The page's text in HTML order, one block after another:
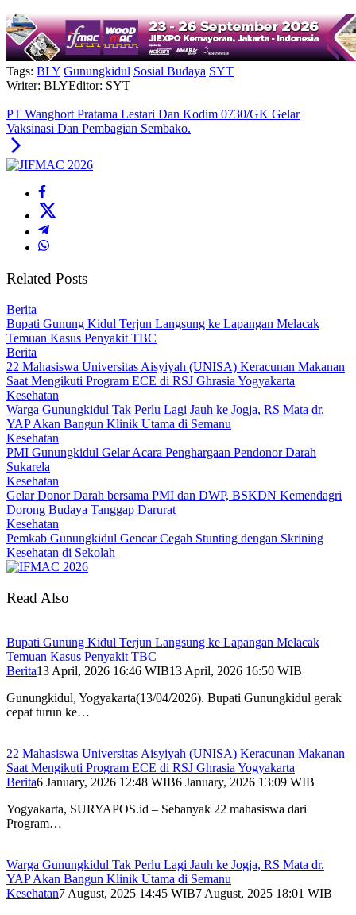
Tags: BLY Gunungkidul Sosial Budaya SYT
Writer: BLYEditor: SYT
PT Wanghort Pratama Lestari Dan Kodim 0730/GK Gelar
Vaksinasi Dan Pembagian Sembako.
Related Posts
Berita
Bupati Gunung Kidul Terjun Langsung ke Lapangan Melacak
Temuan Kasus Penyakit TBC
Berita
22 Mahasiswa Universitas Aisyiyah (UNISA) Keracunan Makanan
Saat Mengikuti Program ECE di RSJ Ghrasia Yogyakarta
Kesehatan
Warga Gunungkidul Tak Perlu Lagi Jauh ke Jogja, RS Mata dr.
YAP Akan Bangun Klinik Utama di Semanu
Kesehatan
PMI Gunungkidul Gelar Acara Penghargaan Pendonor Darah
Sukarela
Kesehatan
Gelar Donor Darah bersama PMI dan DWP, BSKDN Kemendagri
Dorong Budaya Tanggap Darurat
Kesehatan
Pemkab Gunungkidul Gencar Cegah Stunting dengan Skrining
Kesehatan di Sekolah
Read Also
Bupati Gunung Kidul Terjun Langsung ke Lapangan Melacak
Temuan Kasus Penyakit TBC
Berita13 April, 2026 16:46 WIB13 April, 2026 16:50 WIB
Gunungkidul, Yogyakarta(13/04/2026). Bupati Gunungkidul gerak
cepat turun ke…
22 Mahasiswa Universitas Aisyiyah (UNISA) Keracunan Makanan
Saat Mengikuti Program ECE di RSJ Ghrasia Yogyakarta
Berita6 January, 2026 12:48 WIB6 January, 2026 13:09 WIB
Yogyakarta, SURYAPOS.id – Sebanyak 22 mahasiswa dari
Program…
Warga Gunungkidul Tak Perlu Lagi Jauh ke Jogja, RS Mata dr.
YAP Akan Bangun Klinik Utama di Semanu
Kesehatan7 August, 2025 14:45 WIB7 August, 2025 18:01 WIB